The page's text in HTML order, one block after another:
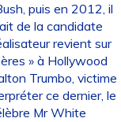
puis en 2012, il
de la candidate
revient sur
» à Hollywood
Trumbo, victime
ce dernier, le
Mr White